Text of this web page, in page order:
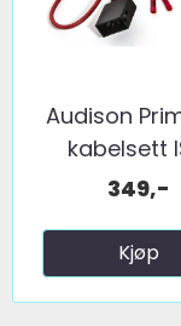
Audison
kabelsett
349,-
Kjøp